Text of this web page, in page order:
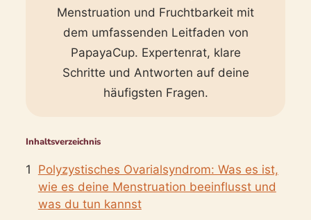
Menstruation und Fruchtbarkeit mit
dem umfassenden Leitfaden von
PapayaCup. Expertenrat, klare
Schritte und Antworten auf deine
häufigsten Fragen.
Inhaltsverzeichnis
Polyzystisches Ovarialsyndrom: Was es ist,
wie es deine Menstruation beeinflusst und
was du tun kannst